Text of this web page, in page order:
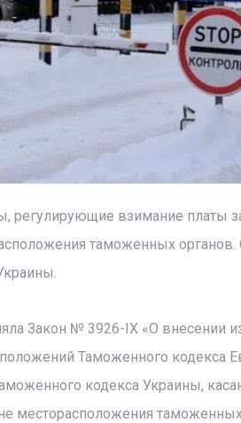
регулирующие взимание платы
таможенных органов.
Закон № 3926-ІХ «О
Таможенного кодекса
кодекса Украины,
таможенных